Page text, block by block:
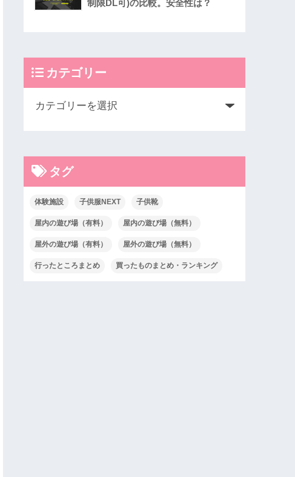
制限DL可)の比較。安全性は？
カテゴリー
タグ
体験施設 子供服NEXT 子供靴
屋内の遊び場（有料） 屋内の遊び場（無料）
屋外の遊び場（有料） 屋外の遊び場（無料）
行ったところまとめ 買ったものまとめ・ランキング